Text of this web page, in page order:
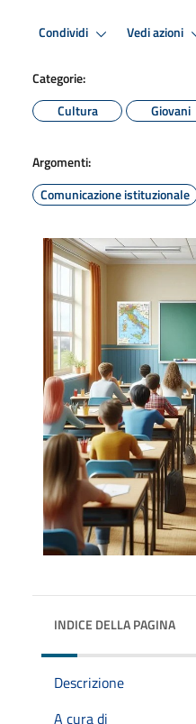
Condividi Vedi azioni
Categorie:
Cultura
Giovani
Argomenti:
Comunicazione istituzionale
INDICE DELLA PAGINA
Descrizione
A cura di